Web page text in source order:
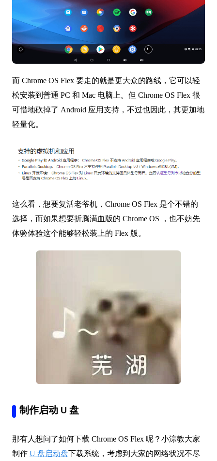
而 Chrome OS Flex 要走的就是更大众的路线，它可以轻
松安装到普通 PC 和 Mac 电脑上。但 Chrome OS Flex 很
可惜地砍掉了 Android 应用支持，不过也因此，其更加地
轻量化。
这么看，想要复活老爷机，Chrome OS Flex 是个不错的
选择，而如果想要折腾满血版的 Chrome OS ，也不妨先
体验体验这个能够轻松装上的 Flex 版。
制作启动 U 盘
那有人想问了如何下载 Chrome OS Flex 呢？小淙教大家
制作 U 盘启动盘下载系统，考虑到大家的网络状况不尽